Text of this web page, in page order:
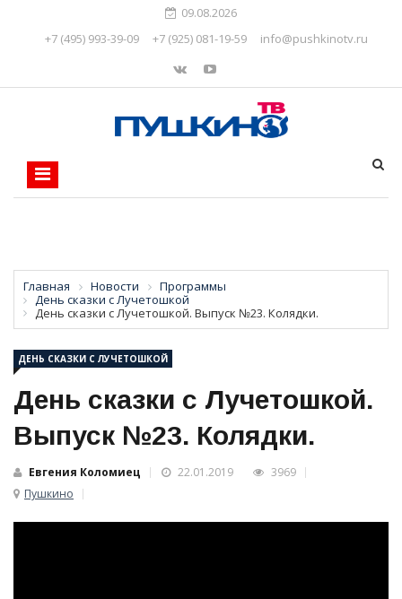
09.08.2026
+7 (495) 993-39-09
+7 (925) 081-19-59 info@pushkinotv.ru
Главная Новости
Программы
День сказки с Лучетошкой
День сказки с Лучетошкой. Выпуск №23. Колядки.
ДЕНЬ СКАЗКИ С ЛУЧЕТОШКОЙ
День сказки с Лучетошкой.
Выпуск №23. Колядки.
Евгения Коломиец 22.01.2019
3969
Пушкино